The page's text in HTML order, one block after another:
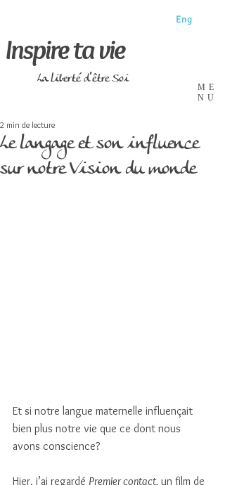
Inspire ta vie
La liberté d'être Soi
ME
NU
Eng
Le langage et son influence
sur notre Vision du monde
2 min de lecture
Et si notre langue maternelle influençait
bien plus notre vie que ce dont nous
avons conscience?
Hier, j’ai regardé Premier contact, un film de